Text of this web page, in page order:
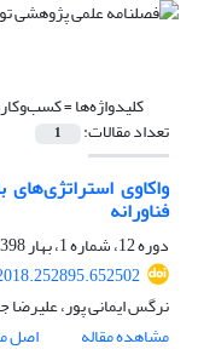
کلیدواژه‌ها =
تعداد مقالات: 1
واکاوی
فناورانه
دوره 12، شماره 1، بهار 1398، صفحه
نرگس ایمانی پور، علیرضا
مشاهده مقاله
اصل